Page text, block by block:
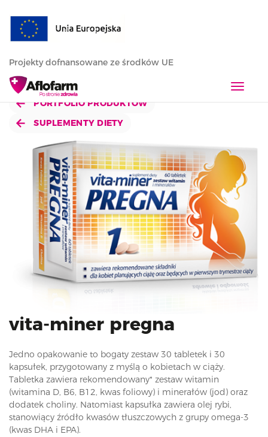
Projekty dofnansowane ze środków UE
T
o
e
n
a
v
i
g
t
i
o
PORTFOLIO PRODUKTÓW
SUPLEMENTY DIETY
vita-miner pregna
Jedno opakowanie to bogaty zestaw 30 tabletek i 30
kapsułek, przygotowany z myślą o kobietach w ciąży.
Tabletka zawiera rekomendowany* zestaw witamin
(witamina D, B6, B12, kwas foliowy) i minerałów (jod) oraz
dodatek choliny. Natomiast kapsułka zawiera olej rybi,
stanowiący źródło kwasów tłuszczowych z grupy omega-3
(kwas DHA i EPA).